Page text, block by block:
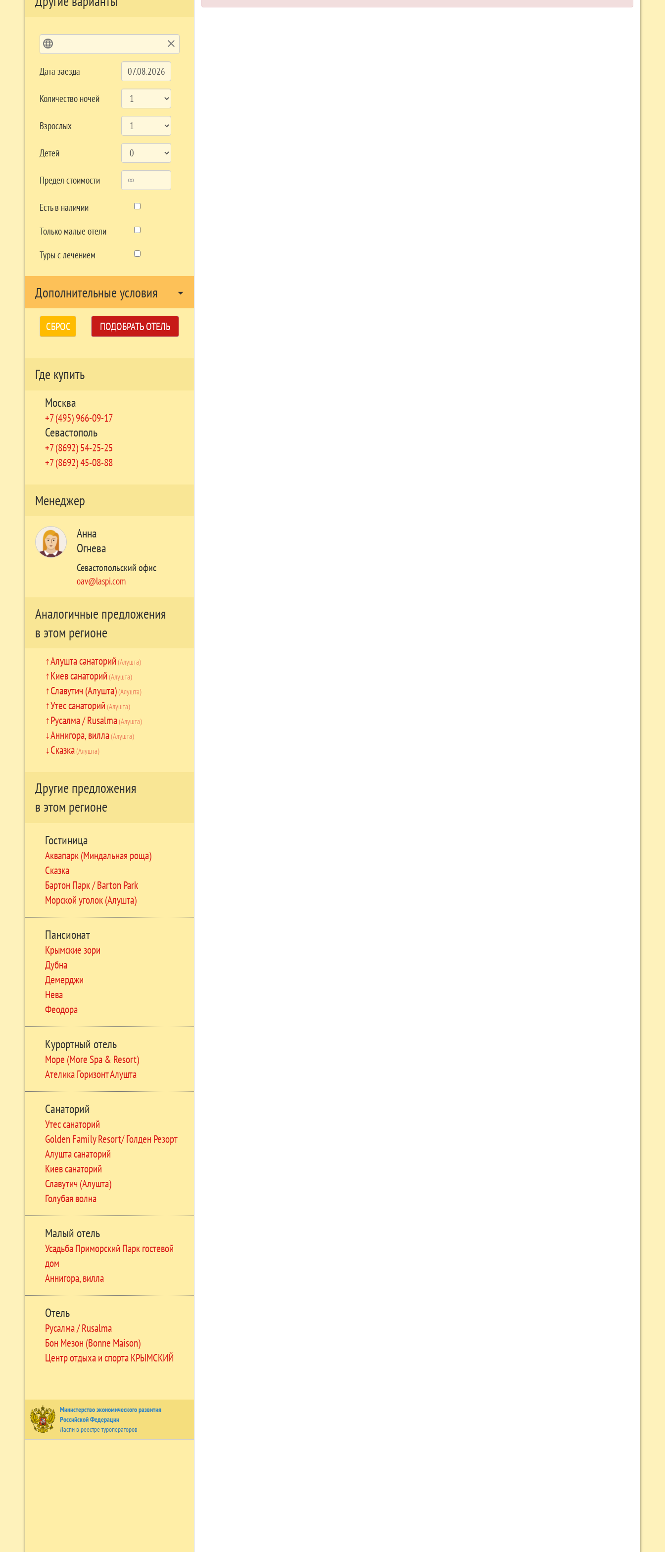
language clear
Дата заезда
Количество ночей
Взрослых
Детей
Предел стоимости
Есть в наличии
Только малые отели
Туры с лечением
Дополнительные условия arrow_drop_down
СБРОС ПОДОБРАТЬ ОТЕЛЬ
Где купить
Москва
+7 (495) 966-09-17
Севастополь
+7 (8692) 54-25-25
+7 (8692) 45-08-88
Менеджер
Анна
Огнева
Севастопольский офис
oav@laspi.com
Аналогичные предложения
в этом регионе
Алушта санаторий (Алушта)
Киев санаторий (Алушта)
Славутич (Алушта)(Алушта)
Утес санаторий (Алушта)
Русалма / Rusalma(Алушта)
Аннигора, вилла(Алушта)
Сказка(Алушта)
Другие предложения
в этом регионе
Гостиница
Аквапарк (Миндальная роща)
Сказка
Бартон Парк / Barton Park
Морской уголок (Алушта)
Пансионат
Крымские зори
Дубна
Демерджи
Нева
Феодора
Курортный отель
Море (More Spa & Resort)
Ателика Горизонт Алушта
Санаторий
Утес санаторий
Golden Family Resort/ Голден Резорт
Алушта санаторий
Киев санаторий
Славутич (Алушта)
Голубая волна
Малый отель
Усадьба Приморский Парк гостевой
дом
Аннигора, вилла
Отель
Русалма / Rusalma
Бон Мезон (Bonne Maison)
Центр отдыха и спорта КРЫМСКИЙ
Министерство экономического развития
Российской Федерации
Ласпи в реестре туроператоров